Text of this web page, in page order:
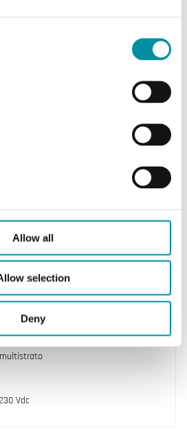
Allow all
selection
Deny
per montaggio su
Vdc